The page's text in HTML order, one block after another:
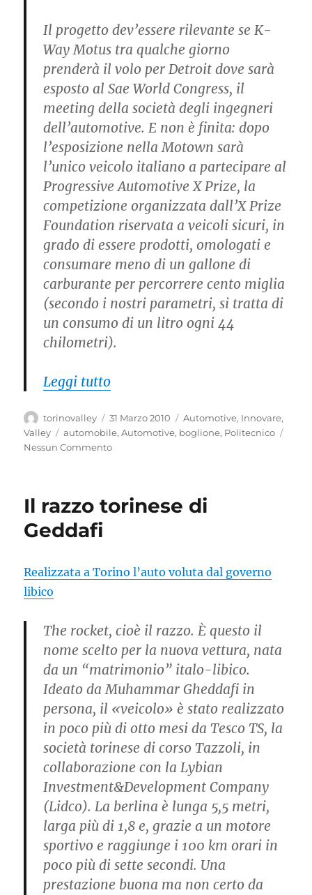
Il progetto dev’essere rilevante se K-
Way Motus tra qualche giorno
prenderà il volo per Detroit dove sarà
esposto al Sae World Congress, il
meeting della società degli ingegneri
dell’automotive. E non è finita: dopo
l’esposizione nella Motown sarà
l’unico veicolo italiano a partecipare al
Progressive Automotive X Prize, la
competizione organizzata dall’X Prize
Foundation riservata a veicoli sicuri, in
grado di essere prodotti, omologati e
consumare meno di un gallone di
carburante per percorrere cento miglia
(secondo i nostri parametri, si tratta di
un consumo di un litro ogni 44
chilometri).
Leggi tutto“K-Way Motus: muoversi in
Autore
torinovalley
Pubblicato
il
31 Marzo 2010 Categorie
Automotive, Innovare,
Valley
Tag
automobile,Automotive, boglione, Politecnico
Nessun Commento
Il razzo torinese di
Geddafi
Realizzata a Torino l’auto voluta dal governo
libico
The rocket, cioè il razzo. È questo il
nome scelto per la nuova vettura, nata
da un “matrimonio” italo-libico.
Ideato da Muhammar Gheddafi in
persona, il «veicolo» è stato realizzato
in poco più di otto mesi da Tesco TS, la
società torinese di corso Tazzoli, in
collaborazione con la Lybian
Investment&Development Company
(Lidco). La berlina è lunga 5,5 metri,
larga più di 1,8 e, grazie a un motore
sportivo e raggiunge i 100 km orari in
poco più di sette secondi. Una
prestazione buona ma non certo da